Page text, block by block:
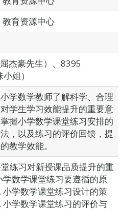
育资源中心
杰豪先生）、8395
姐）
学数学教师了解科学、合理
学生学习效能提升的重要意
握小学数学课堂练习安排的
，以及练习的评价回馈，提
教学效能。
练习对新授课品质提升的重
学数学课堂练习要遵循的原
小学数学课堂练习设计的策
小学数学课堂练习的评价与